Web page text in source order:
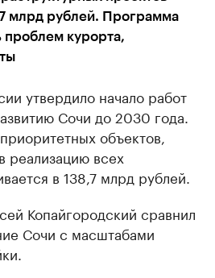
млрд рублей. Программа
проблем курорта,
утвердило начало работ
Сочи до 2030 года.
объектов,
реализацию всех
в 138,7 млрд рублей.
Копайгородский сравнил
Сочи с масштабами